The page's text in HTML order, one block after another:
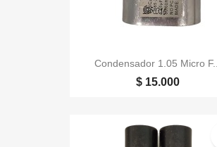
Condensador 1.05 Micro F...
$ 15.000